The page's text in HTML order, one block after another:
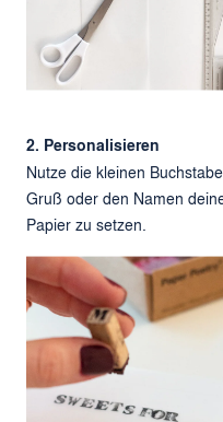
2. Personalisieren
Nutze die kleinen
Gruß oder den Namen
Papier zu setzen.